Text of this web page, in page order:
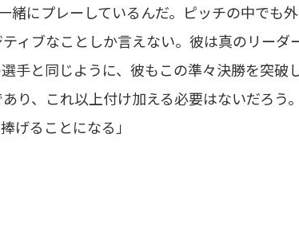
緒にプレーしているんだ。ピッチの中でも
ィブなことしか言えない。彼は真のリーダ
手と同じように、彼もこの準々決勝を突破
り、これ以上付け加える必要はないだろう
げることになる」